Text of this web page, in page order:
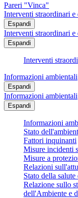
Pareri "Vinca"
Interventi straordinari e
Espandi
Interventi straordinari e
Espandi
Interventi
Informazioni ambientali
Espandi
Informazioni ambientali
Espandi
Informazioni
Stato
Fattori inquinanti
Misure incidenti
Misure a
Relazioni
Stato della
Relazione sullo
dell'Ambiente e